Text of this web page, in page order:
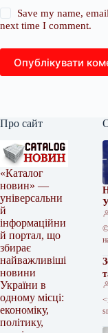
Save my name,
next time I comment.
Опублікувати
Про сайт
«Каталог
новин» —
універсальни
й
інформаційни
й портал, що
збирає
найважливіші
новини
України в
одному місці:
економіку,
політику,